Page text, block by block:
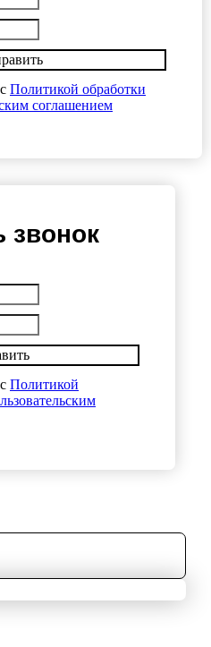
Политикой обработки
соглашением
звонок
Политикой